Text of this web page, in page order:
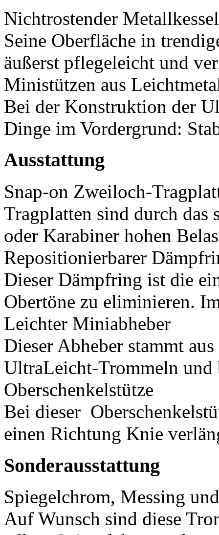
Nichtrostender
Seine Oberfläche in
äußerst pflegeleicht und
Ministützen aus
Bei der Konstruktion der
Dinge im Vordergrund:
Ausstattung
Snap-on Zweiloch-
Tragplatten sind durch das
oder Karabiner hohen
Repositionierbarer
Dieser Dämpfring ist die
Obertöne zu eliminieren.
Leichter Miniabheber
Dieser Abheber stammt
UltraLeicht-Trommeln und
Oberschenkelstütze
Bei dieser
einen Richtung Knie
Sonderausstattung
Spiegelchrom, Messing
Auf Wunsch sind diese